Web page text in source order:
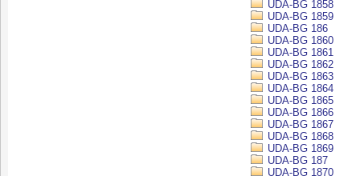
UDA-BG 1858
UDA-BG 1859
UDA-BG 186
UDA-BG 1860
UDA-BG 1861
UDA-BG 1862
UDA-BG 1863
UDA-BG 1864
UDA-BG 1865
UDA-BG 1866
UDA-BG 1867
UDA-BG 1868
UDA-BG 1869
UDA-BG 187
UDA-BG 1870